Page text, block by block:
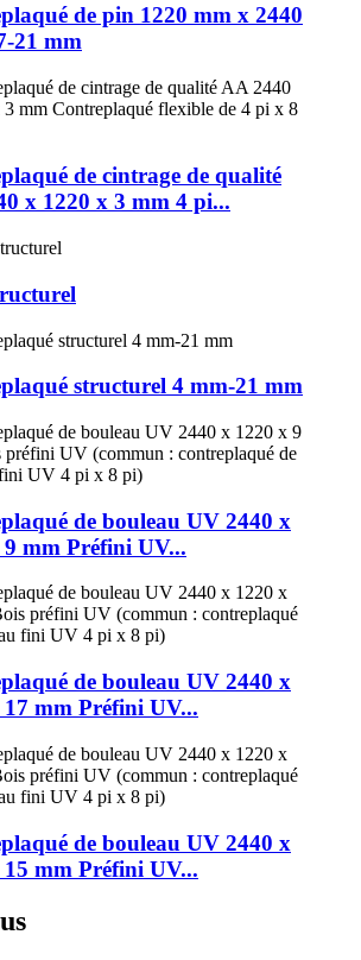
de pin 1220 mm x 2440
21 mm
de cintrage de qualité
x 1220 x 3 mm 4 pi...
structurel 4 mm-21 mm
de bouleau UV 2440 x
9 mm Préfini UV...
de bouleau UV 2440 x
17 mm Préfini UV...
de bouleau UV 2440 x
15 mm Préfini UV...